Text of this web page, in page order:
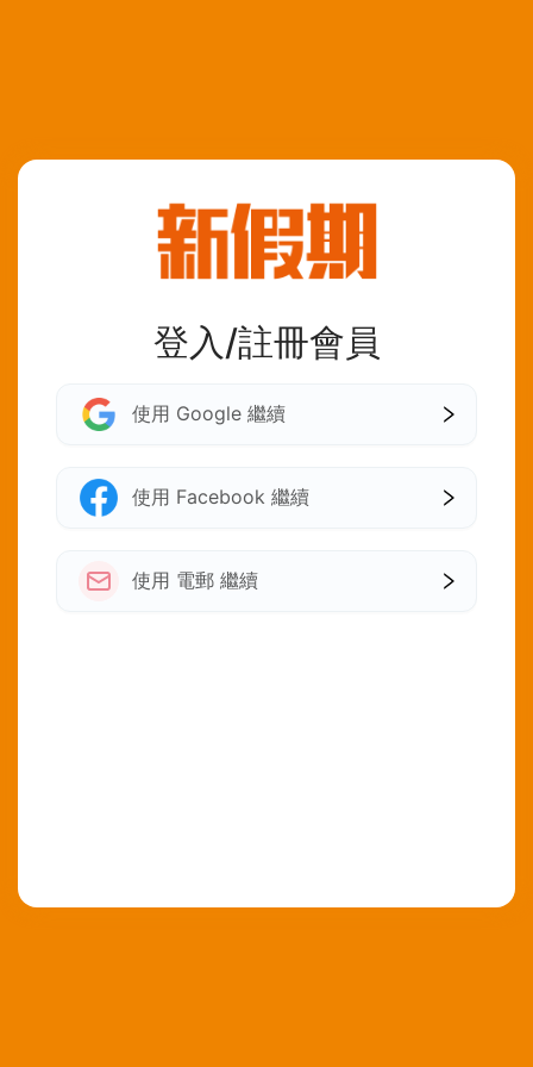
登入/註冊會員
使用 Google 繼續
使用 Facebook 繼續
使用 電郵 繼續